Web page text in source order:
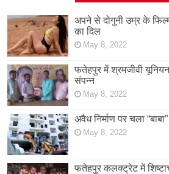
अपने से दोगुनी उम्र के
का दिल
May 8, 2022
फतेहपुर में श्रमजीवी
संपन्न
May 8, 2022
अवैध निर्माण पर चला
May 8, 2022
फतेहपुर कलक्ट्रेट में